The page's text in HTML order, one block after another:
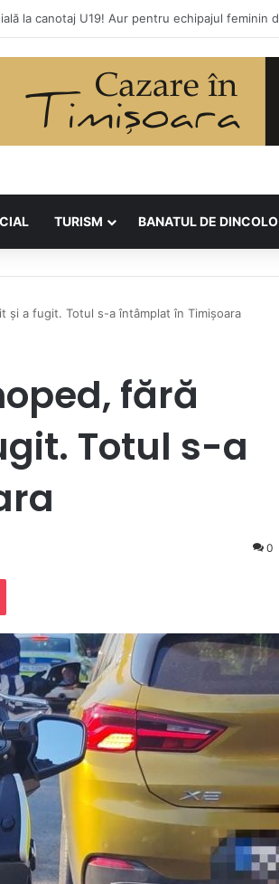
TURISM BANATUL DE DINCOLO
și a fugit. Totul s-a întâmplat în Timișoara
fără
Totul s-a
0
Pocket